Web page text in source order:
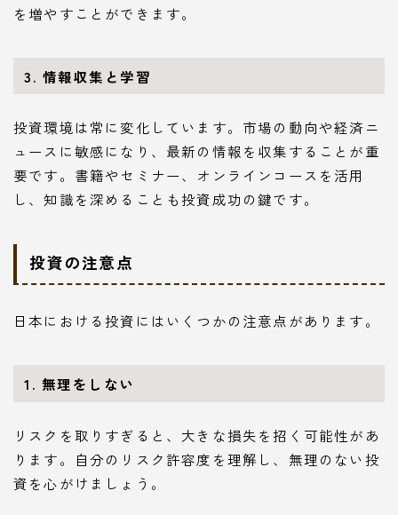
を増やすことができます。
3. 情報収集と学習
投資環境は常に変化しています。市場の動向や経済ニ
ュースに敏感になり、最新の情報を収集することが重
要です。書籍やセミナー、オンラインコースを活用
し、知識を深めることも投資成功の鍵です。
投資の注意点
日本における投資にはいくつかの注意点があります。
1. 無理をしない
リスクを取りすぎると、大きな損失を招く可能性があ
ります。自分のリスク許容度を理解し、無理のない投
資を心がけましょう。